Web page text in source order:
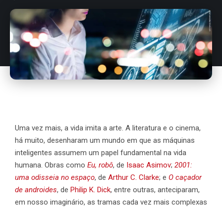
Uma vez mais, a vida imita a arte. A literatura e o cinema,
há muito, desenharam um mundo em que as máquinas
inteligentes assumem um papel fundamental na vida
humana. Obras como Eu, robô, de Isaac Asimov; 2001:
uma odisseia no espaço, de Arthur C. Clarke; e O caçador
de androides, de Philip K. Dick, entre outras, anteciparam,
em nosso imaginário, as tramas cada vez mais complexas